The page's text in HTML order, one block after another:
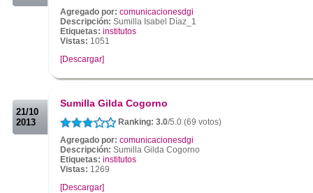
Agregado por: comunicacionesdgi
Descripción: Sumilla Isabel Díaz_1
Etiquetas: institutos
Vistas: 1051
[Descargar]
21/10
2013
Sumilla Gilda Cogorno
Ranking: 3.0/5.0 (69 votos)
Agregado por: comunicacionesdgi
Descripción: Sumilla Gilda Cogorno
Etiquetas: institutos
Vistas: 1269
[Descargar]